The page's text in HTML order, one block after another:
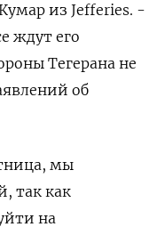
из Jefferies. -
ждут его
Тегерана не
об
мы
так как
на